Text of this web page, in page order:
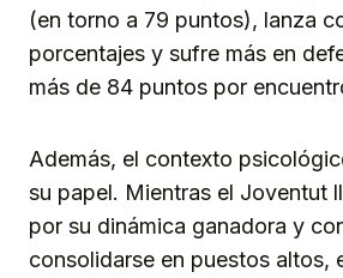
(en torno a 79 puntos), lanza
porcentajes y sufre más en
más de 84 puntos por
Además, el contexto
su papel. Mientras el Joventut
por su dinámica ganadora y
consolidarse en puestos altos,